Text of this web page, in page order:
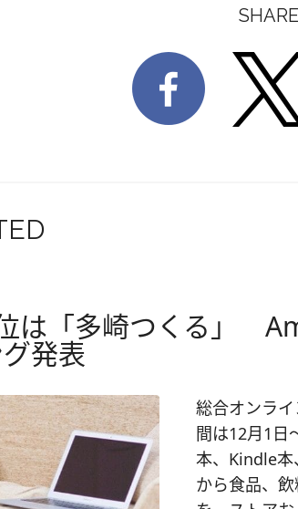
SHARE
は「多崎つくる」
発表
総合オンラ
間は12月1日
本、Kindle本
から食品、